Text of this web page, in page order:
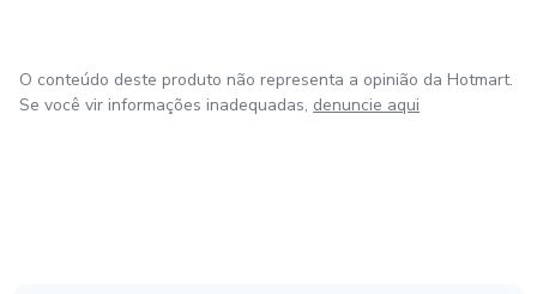
O conteúdo deste produto não representa a opinião da Hotmart.
Se você vir informações inadequadas, denuncie aqui